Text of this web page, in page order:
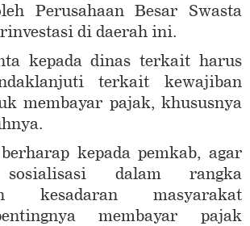
Perusahaan Besar Swasta
di daerah ini.
kepada dinas terkait harus
terkait kewajiban
membayar pajak, khususnya
kepada pemkab, agar
sosialisasi dalam rangka
kesadaran masyarakat
membayar pajak